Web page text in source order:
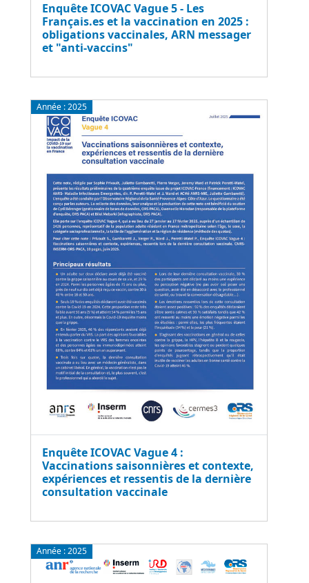
Enquête ICOVAC Vague 5 - Les
Français.es et la vaccination en 2025 :
obligations vaccinales, ARN messager
et "anti-vaccins"
Année :2025
Enquête ICOVAC Vague 4 :
Vaccinations saisonnières et contexte,
expériences et ressentis de la dernière
consultation vaccinale
Année :2025